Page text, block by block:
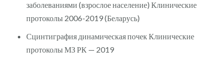
заболеваниями (взрослое население) Клинические
протоколы 2006-2019 (Беларусь)
Сцинтиграфия динамическая почек Клинические
протоколы МЗ РК — 2019